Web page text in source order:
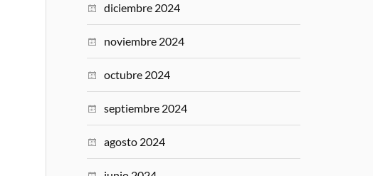
diciembre 2024
noviembre 2024
octubre 2024
septiembre 2024
agosto 2024